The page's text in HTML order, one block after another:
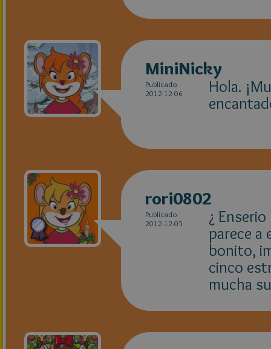
MiniNicky
Publicado
2012-12-06
Hola.
rori0802
Publicado
2012-12-05
¿
parece a
bonito,
cinco
mucha